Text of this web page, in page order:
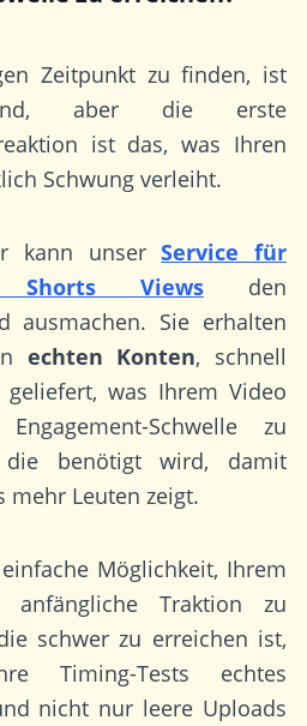
Zeitpunkt zu finden, ist
aber die erste
ist das, was Ihren
Schwung verleiht.
kann unserService für
Shorts Viewsden
ausmachen. Sie erhalten
echten Konten, schnell
was Ihrem Video
Schwelle zu
die benötigt wird, damit
mehr Leuten zeigt.
Möglichkeit, Ihrem
Traktion zu
schwer zu erreichen ist,
Timing-Tests echtes
nicht nur leere Uploads